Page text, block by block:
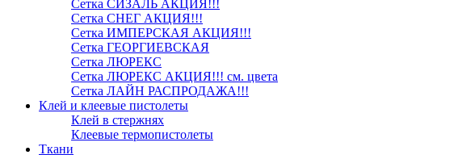
Сетка СИЗАЛЬ АКЦИЯ!!!
Сетка СНЕГ АКЦИЯ!!!
Сетка ИМПЕРСКАЯ АКЦИЯ!!!
Сетка ГЕОРГИЕВСКАЯ
Сетка ЛЮРЕКС
Сетка ЛЮРЕКС АКЦИЯ!!! см. цвета
Сетка ЛАЙН РАСПРОДАЖА!!!
Клей и клеевые пистолеты
Клей в стержнях
Клеевые термопистолеты
Ткани